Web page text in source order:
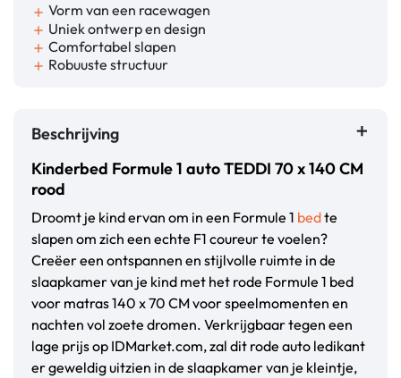
add Vorm van een racewagen
add Uniek ontwerp en design
add Comfortabel slapen
add Robuuste structuur
Beschrijving
Kinderbed Formule 1 auto TEDDI 70 x 140 CM
rood
Droomt je kind ervan om in een Formule 1 bedte
slapen om zich een echte F1 coureur te voelen?
Creëer een ontspannen en stijlvolle ruimte in de
slaapkamer van je kind met het rode Formule 1 bed
voor matras 140 x 70 CM voor speelmomenten en
nachten vol zoete dromen. Verkrijgbaartegen een
lage prijs op IDMarket.com, zal dit rode auto ledikant
er geweldig uitzien in de slaapkamer van je kleintje,